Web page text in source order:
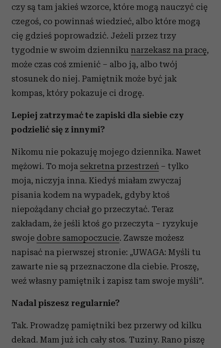
czy są tam jakieś wzorce, które mogą nauczyć cię
czegoś, co powinnaś wiedzieć, albo które mogą
cię gdzieś poprowadzić. Jeżeli przez trzy
tygodnie w swoim dzienniku narzekasz na pracę,
może czas coś zmienić – albo ją, albo twój
stosunek do niej. Pamiętnik może być jak
kompas, który pokazuje ci drogę.
Lepiej zatrzymać te zapiski dla siebie czy
podzielić się z innymi?
Nikomu nie pokazuję mojego dziennika. Nawet
mężowi. To moja sekretna przestrzeń – tylko
moja, niczyja inna. Kiedyś miałam zwyczaj
pisania kodem na wypadek, gdyby ktoś
niepożądany chciał go przeczytać. Teraz
zakładam, że jeśli ktoś go przeczyta – ryzykuje
swoje dobre samopoczucie. Zawsze możesz
napisać na pierwszej stronie: „UWAGA: Myśli tu
zawarte nie są przeznaczone dla ciebie. Proszę,
weź własny pamiętnik i zapisz tam swoje myśli”.
Nadal piszesz regularnie?
Tak. Prowadzę pamiętniki bez przerwy od kilku
dekad. Mam już ich cały stos. Tuziny. Rano piszę